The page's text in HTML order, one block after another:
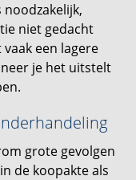
niet gedacht
een lagere
je het uitstelt
grote gevolgen
de koopakte als